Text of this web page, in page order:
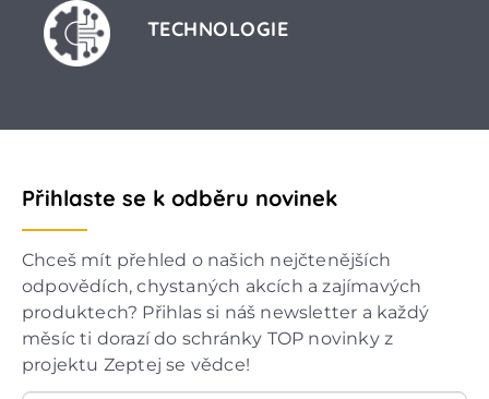
TECHNOLOGIE
Přihlaste se k odběru novinek
Chceš mít přehled o našich nejčtenějších
odpovědích, chystaných akcích a zajímavých
produktech? Přihlas si náš newsletter a každý
měsíc ti dorazí do schránky TOP novinky z
projektu Zeptej se vědce!